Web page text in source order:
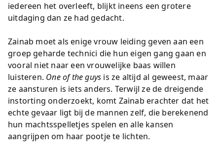
iedereen het overleeft, blijkt ineens een grotere
uitdaging dan ze had gedacht.
Zainab moet als enige vrouw leiding geven aan een
groep geharde technici die hun eigen gang gaan en
vooral niet naar een vrouwelijke baas willen
luisteren. One of the guys is ze altijd al geweest, maar
ze aansturen is iets anders. Terwijl ze de dreigende
instorting onderzoekt, komt Zainab erachter dat het
echte gevaar ligt bij de mannen zelf, die berekenend
hun machtsspelletjes spelen en alle kansen
aangrijpen om haar pootje te lichten.